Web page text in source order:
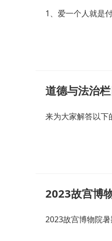
1、爱一个人就是
道德与法治
来为大家解答以下
2023故宫博
2023故宫博物院